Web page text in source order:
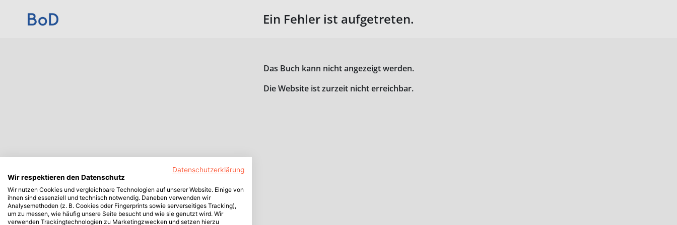
Ein Fehler ist aufgetreten.
Das Buch kann nicht angezeigt werden.
Die Website ist zurzeit nicht erreichbar.
Datenschutzerklärung
Wir respektieren den Datenschutz
Wir nutzen Cookies und vergleichbare Technologien auf unserer Website. Einige von
ihnen sind essenziell und technisch notwendig. Daneben verwenden wir
Analysemethoden (z. B. Cookies oder Fingerprints sowie serverseitiges Tracking),
um zu messen, wie häufig unsere Seite besucht und wie sie genutzt wird. Wir
verwenden Trackingtechnologien zu Marketingzwecken und setzen hierzu